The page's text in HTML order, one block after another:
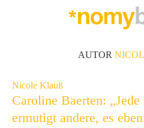
AUTOR
Nicole Klauß
Caroline Baerten:
ermutigt andere, es